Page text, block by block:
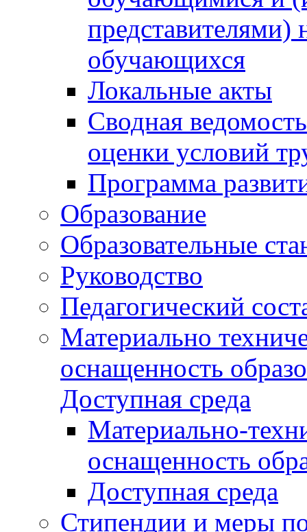
представителями)
обучающихся
Локальные акты
Сводная
оценки условий
Программа
Образование
Образовательные
Руководство
Педагогический
Материально
оснащенность
Доступная среда
Материально-
оснащенность
Доступная среда
Стипендии и меры